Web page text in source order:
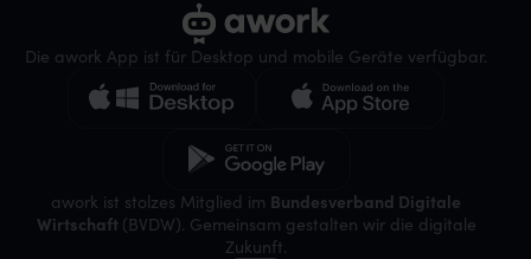
Die awork App ist für Desktop und mobile Geräte verfügbar.
awork ist stolzes Mitglied im Bundesverband Digitale
Wirtschaft (BVDW). Gemeinsam gestalten wir die digitale
Zukunft.